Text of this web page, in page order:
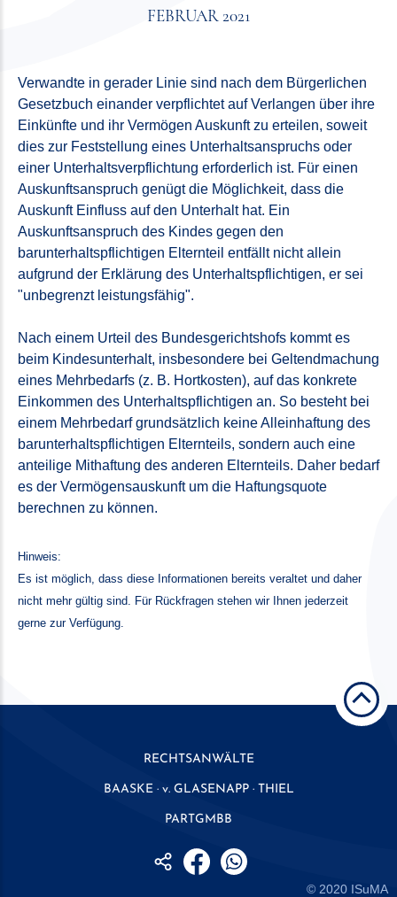
FEBRUAR 2021
Verwandte in gerader Linie sind nach dem Bürgerlichen
Gesetzbuch einander verpflichtet auf Verlangen über ihre
Einkünfte und ihr Vermögen Auskunft zu erteilen, soweit
dies zur Feststellung eines Unterhaltsanspruchs oder
einer Unterhaltsverpflichtung erforderlich ist. Für einen
Auskunftsanspruch genügt die Möglichkeit, dass die
Auskunft Einfluss auf den Unterhalt hat. Ein
Auskunftsanspruch des Kindes gegen den
barunterhaltspflichtigen Elternteil entfällt nicht allein
aufgrund der Erklärung des Unterhaltspflichtigen, er sei
"unbegrenzt leistungsfähig".
Nach einem Urteil des Bundesgerichtshofs kommt es
beim Kindesunterhalt, insbesondere bei Geltendmachung
eines Mehrbedarfs (z. B. Hortkosten), auf das konkrete
Einkommen des Unter­halts­pflichtigen an. So besteht bei
einem Mehrbedarf grundsätzlich keine Alleinhaftung des
barunterhaltspflichtigen Elternteils, sondern auch eine
anteilige Mithaftung des anderen Elternteils. Daher bedarf
es der Vermögensauskunft um die Haftungsquote
berechnen zu können.
Hinweis:
Es ist möglich, dass diese Informationen bereits veraltet und daher
nicht mehr gültig sind. Für Rückfragen stehen wir Ihnen jederzeit
gerne zur Verfügung.
RECHTSANWÄLTE
BAASKE · v. GLASENAPP · THIEL
PARTGMBB
© 2020 ISuMA